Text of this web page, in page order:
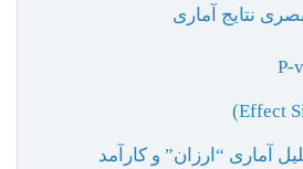
نتایج آماری
آماری “ارزان” و کارآمد